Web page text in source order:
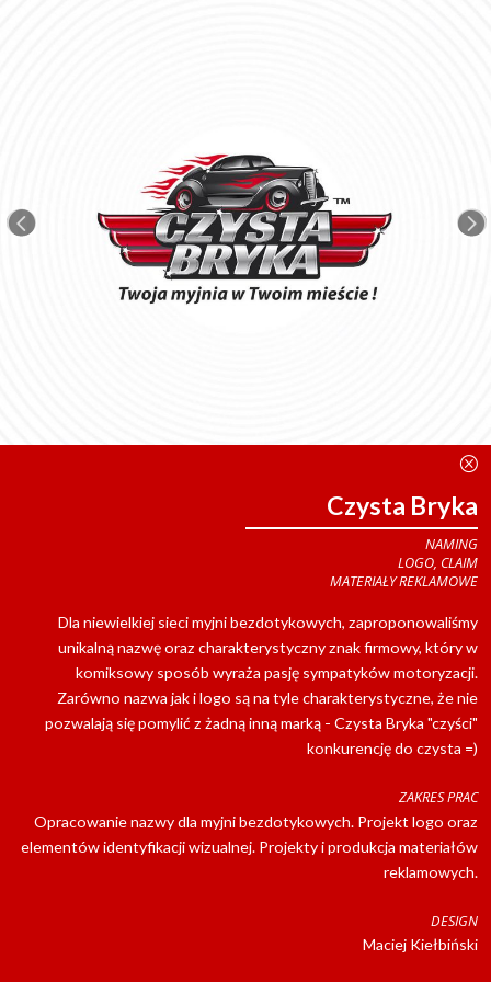
< =
Q
Czysta Bryka
NAMING
LOGO, CLAIM
MATERIAŁY REKLAMOWE
Dla niewielkiej sieci myjni bezdotykowych, zaproponowaliśmy
unikalną nazwę oraz charakterystyczny znak firmowy, który w
komiksowy sposób wyraża pasję sympatyków motoryzacji.
Zarówno nazwa jak i logo są na tyle charakterystyczne, że nie
pozwalają się pomylić z żadną inną marką - Czysta Bryka "czyści"
konkurencję do czysta =)
ZAKRES PRAC
Opracowanie nazwy dla myjni bezdotykowych. Projekt logo oraz
elementów identyfikacji wizualnej. Projekty i produkcja materiałów
reklamowych.
DESIGN
Maciej Kiełbiński